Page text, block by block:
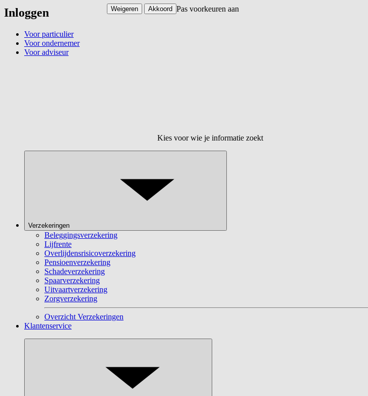
Inloggen
Voor particulier
Voor ondernemer
Voor adviseur
Kies voor wie je informatie zoekt
Verzekeringen
Beleggingsverzekering
Lijfrente
Overlijdensrisicoverzekering
Pensioenverzekering
Schadeverzekering
Spaarverzekering
Uitvaartverzekering
Zorgverzekering
Overzicht Verzekeringen
Klantenservice
Pas voorkeuren aan
Weigeren Akkoord